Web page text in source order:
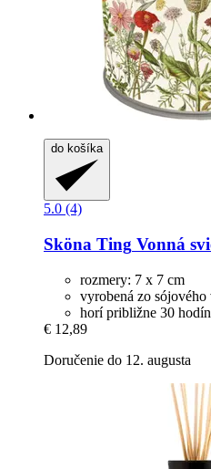
do košíka
5.0 (4)
Sköna Ting Vonná
rozmery: 7 x 7 cm
vyrobená zo sójového
horí približne 30 hodín
€ 12,89
Doručenie do 12. augusta